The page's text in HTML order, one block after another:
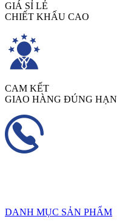
GIÁ SỈ LẺ
CHIẾT KHẤU CAO
CAM KẾT
GIAO HÀNG ĐÚNG HẠN
DANH MỤC SẢN PHẨM